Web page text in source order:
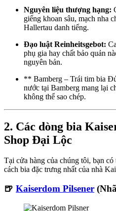
Nguyên liệu thượng hạng:
giếng khoan sâu, mạch nha
Hallertau danh tiếng.
Đạo luật Reinheitsgebot:
phụ gia hay chất bảo quản
nguyên bản.
** Bamberg – Trái tim bia
nước tại Bamberg mang lại
không thể sao chép.
2. Các dòng bia
Shop Đại Lộc
Tại cửa hàng của chúng tôi, bạn
cách bia đặc trưng nhất của nhà
🍺 Kaiserdom Pilsener